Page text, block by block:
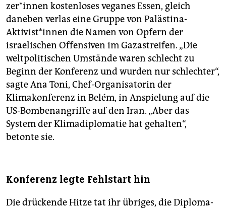
ze­r*in­nen kostenloses veganes Essen, gleich
daneben verlas eine Gruppe von Palästina-
Aktivist*innen die Namen von Opfern der
israelischen Offensiven im Gazastreifen. „Die
weltpolitischen Umstände waren schlecht zu
Beginn der Konferenz und wurden nur schlechter“,
sagte Ana Toni, Chef-Organisatorin der
Klimakonferenz in Belém, in Anspielung auf die
US-Bombenangriffe auf den Iran. „Aber das
System der Klimadiplomatie hat gehalten“,
betonte sie.
Konferenz legte Fehlstart hin
Die drückende Hitze tat ihr übriges, die Di­plo­ma­